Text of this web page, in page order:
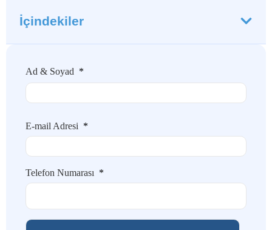
İçindekiler
Ad & Soyad *
E-mail Adresi *
Telefon Numarası *